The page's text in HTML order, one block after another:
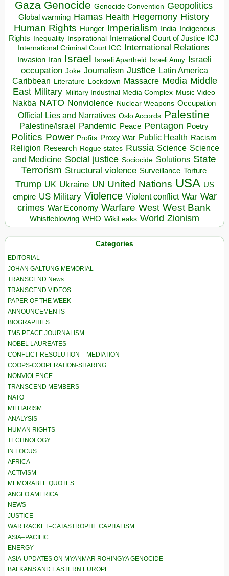
Gaza Genocide Genocide Convention Geopolitics
Global warming Hamas Health Hegemony History
Human Rights Hunger Imperialism India Indigenous
Rights
Inequality Inspirational
International Court of Justice ICJ
International Criminal Court ICC
International Relations
Invasion Iran Israel Israeli Apartheid Israeli Army Israeli
occupation Joke Journalism Justice Latin America
Caribbean Literature Lockdown Massacre Media Middle
East Military Military Industrial Media Complex Music Video
Nakba NATO Nonviolence Nuclear Weapons Occupation
Official Lies and Narratives Oslo Accords Palestine
Palestine/Israel Pandemic Peace Pentagon Poetry
Politics Power Profits Proxy War Public Health Racism
Religion Research Rogue states Russia Science Science
and Medicine Social justice Sociocide Solutions State
Terrorism Structural violence Surveillance Torture
Trump UK Ukraine UN United Nations USA US
empire US Military Violence Violent conflict War War
crimes War Economy Warfare West West Bank
Whistleblowing WHO WikiLeaks World Zionism
Categories
EDITORIAL
JOHAN GALTUNG MEMORIAL
TRANSCEND News
TRANSCEND VIDEOS
PAPER OF THE WEEK
ANNOUNCEMENTS
BIOGRAPHIES
TMS PEACE JOURNALISM
NOBEL LAUREATES
CONFLICT RESOLUTION – MEDIATION
COOPS-COOPERATION-SHARING
NONVIOLENCE
TRANSCEND MEMBERS
NATO
MILITARISM
ANALYSIS
HUMAN RIGHTS
TECHNOLOGY
IN FOCUS
AFRICA
ACTIVISM
MEMORABLE QUOTES
ANGLO AMERICA
NEWS
JUSTICE
WAR RACKET–CATASTROPHE CAPITALISM
ASIA–PACIFIC
ENERGY
ASIA-UPDATES ON MYANMAR ROHINGYA GENOCIDE
BALKANS AND EASTERN EUROPE